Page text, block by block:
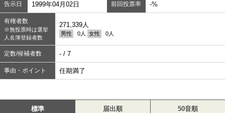
告示日 1999年04月02日 前回投票率 -%
有権者数
※無投票時は選挙
人名簿登録者数
271,339人
男性 0人 女性 0人
定数/候補者数 - / 7
事由・ポイント 任期満了
標準 届出順 50音順